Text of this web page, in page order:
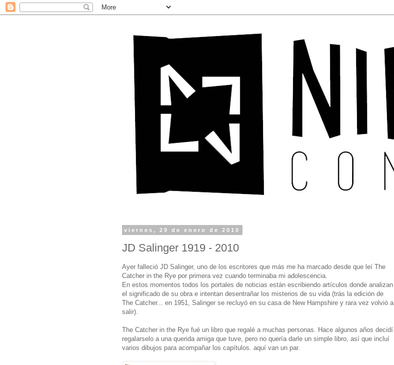
viernes, 29 de enero de 2010
JD Salinger 1919 - 2010
Ayer falleció JD Salinger, uno de los escritores que más me ha marcado desde que leí The
Catcher in the Rye por primera vez cuando terminaba mi adolescencia.
En estos momentos todos los portales de noticias están escribiendo artículos donde analizan
el significado de su obra e intentan desentrañar los misterios de su vida (trás la edición de
The Catcher... en 1951, Salinger se recluyó en su casa de New Hampshire y rara vez volvió a
salir).
The Catcher in the Rye fué un libro que regalé a muchas personas. Hace algunos años decidí
regalarselo a una querida amiga que tuve, pero no quería darle un simple libro, así que incluí
varios dibujos para acompañar los capítulos. aquí van un par.